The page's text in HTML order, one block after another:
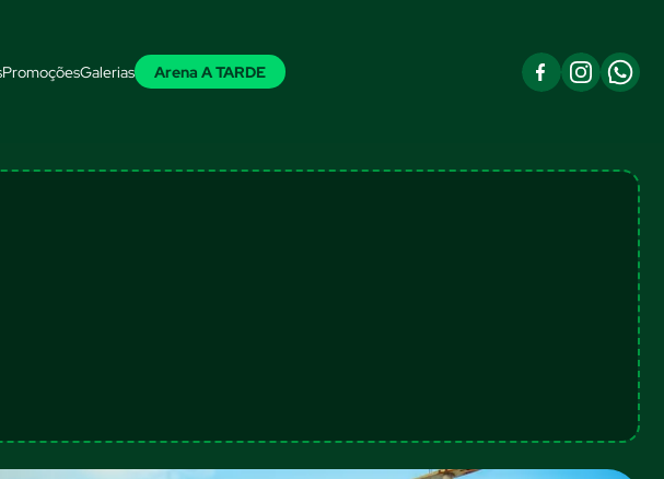
PromoçõesGalerias Arena A TARDE